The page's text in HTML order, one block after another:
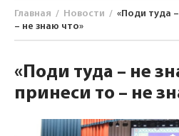
Главная / Новости / «Поди туда
– не знаю что»
«Поди туда – не
принеси то – не